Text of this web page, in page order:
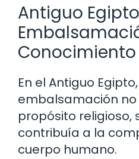
Antiguo
En el Antiguo
embalsamación
propósito religioso,
contribuía a la
cuerpo humano.